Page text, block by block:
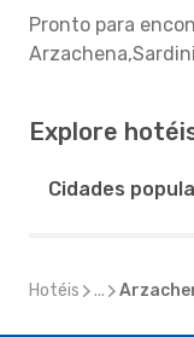
Pronto para
Explore
Cidades
Hotéis ...